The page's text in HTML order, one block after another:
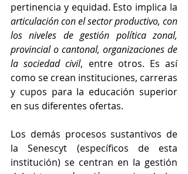
articulación con el sector productivo, con
los niveles de gestión política zonal,
provincial o cantonal, organizaciones de
la sociedad civil, entre otros. Es así
como se crean instituciones, carreras
y cupos para la educación superior
en sus diferentes ofertas.
Los demás procesos sustantivos de
la Senescyt (específicos de esta
institución) se centran en la gestión